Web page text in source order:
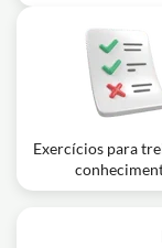
Exercícios para